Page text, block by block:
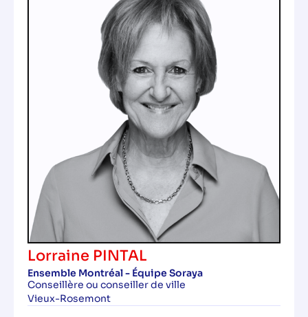
Lorraine PINTAL
Ensemble Montréal - Équipe Soraya
Conseillère ou conseiller de ville
Vieux-Rosemont